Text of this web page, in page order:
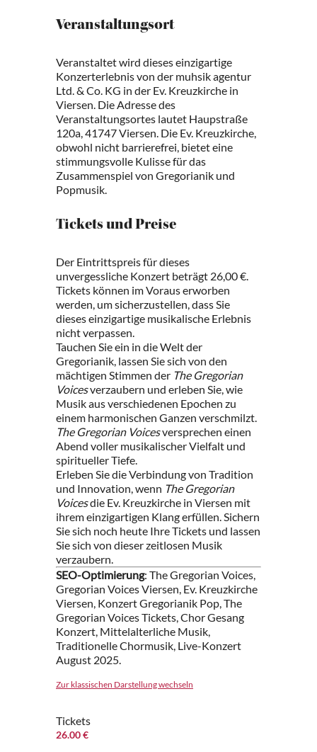
Veranstaltungsort
Veranstaltet wird dieses einzigartige
Konzerterlebnis von der muhsik agentur
Ltd. & Co. KG in der Ev. Kreuzkirche in
Viersen. Die Adresse des
Veranstaltungsortes lautet Haupstraße
120a, 41747 Viersen. Die Ev. Kreuzkirche,
obwohl nicht barrierefrei, bietet eine
stimmungsvolle Kulisse für das
Zusammenspiel von Gregorianik und
Popmusik.
Tickets und Preise
Der Eintrittspreis für dieses
unvergessliche Konzert beträgt 26,00 €.
Tickets können im Voraus erworben
werden, um sicherzustellen, dass Sie
dieses einzigartige musikalische Erlebnis
nicht verpassen.
Tauchen Sie ein in die Welt der
Gregorianik, lassen Sie sich von den
mächtigen Stimmen der The Gregorian
Voicesverzaubern und erleben Sie, wie
Musik aus verschiedenen Epochen zu
einem harmonischen Ganzen verschmilzt.
The Gregorian Voicesversprechen einen
Abend voller musikalischer Vielfalt und
spiritueller Tiefe.
Erleben Sie die Verbindung von Tradition
und Innovation, wenn The Gregorian
Voicesdie Ev. Kreuzkirche in Viersen mit
ihrem einzigartigen Klang erfüllen. Sichern
Sie sich noch heute Ihre Tickets und lassen
Sie sich von dieser zeitlosen Musik
verzaubern.
SEO-Optimierung: The Gregorian Voices,
Gregorian Voices Viersen, Ev. Kreuzkirche
Viersen, Konzert Gregorianik Pop, The
Gregorian Voices Tickets, Chor Gesang
Konzert, Mittelalterliche Musik,
Traditionelle Chormusik, Live-Konzert
August 2025.
Zur klassischen Darstellung wechseln
Tickets
26.00 €